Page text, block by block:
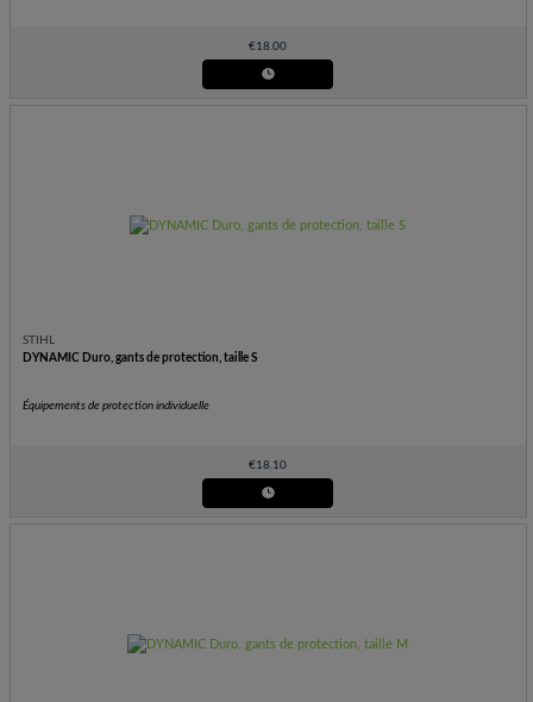
€18.00
STIHL
DYNAMIC Duro, gants de protection, taille S
Équipements de protection individuelle
€18.10